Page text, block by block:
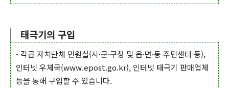
태극기의 구입
- 각급 자치단체 민원실(시·군·구청 및 읍·면·동 주민센터 등),
인터넷 우체국(www.epost.go.kr), 인터넷 태극기 판매업체
등을 통해 구입할 수 있습니다.